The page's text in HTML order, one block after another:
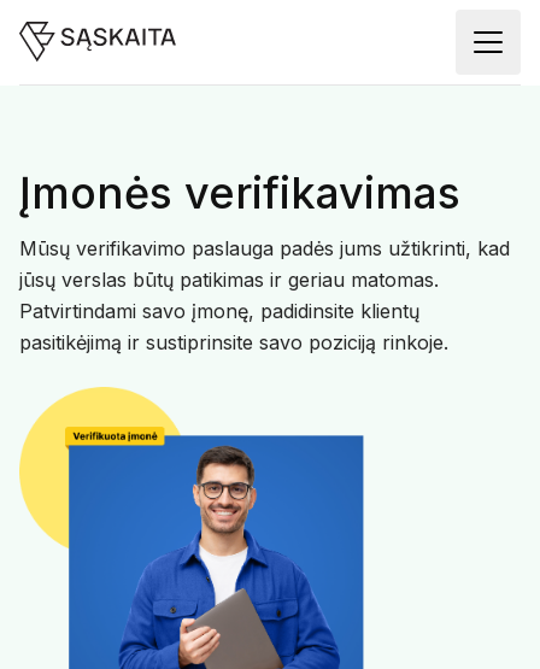
Įmonės verifikavimas
Mūsų verifikavimo paslauga padės jums užtikrinti, kad
jūsų verslas būtų patikimas ir geriau matomas.
Patvirtindami savo įmonę, padidinsite klientų
pasitikėjimą ir sustiprinsite savo poziciją rinkoje.